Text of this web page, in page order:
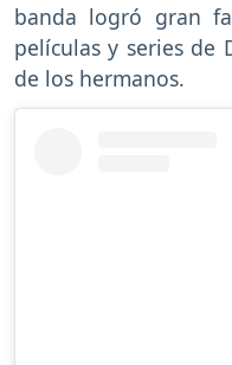
banda logró gran
películas y series de
de los hermanos.